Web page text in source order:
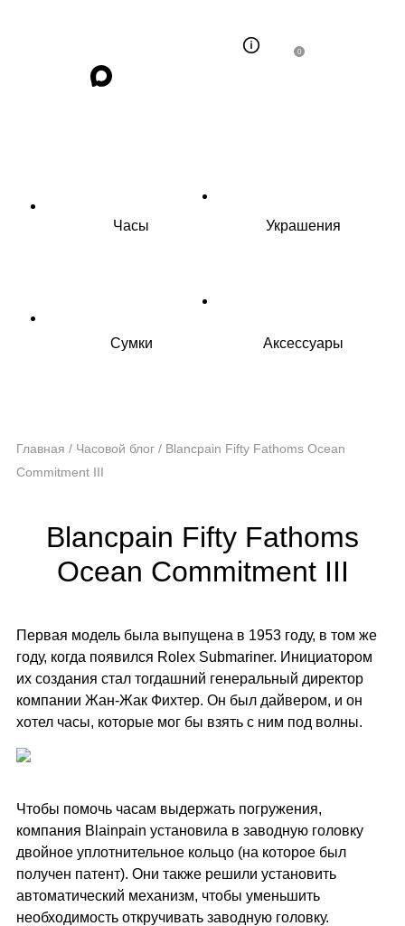
0
Часы Украшения
Сумки Аксессуары
Главная / Часовой блог / Blancpain Fifty Fathoms Ocean
Commitment III
Blancpain Fifty Fathoms
Ocean Commitment III
Первая модель была выпущена в 1953 году, в том же
году, когда появился Rolex Submariner. Инициатором
их создания стал тогдашний генеральный директор
компании Жан-Жак Фихтер. Он был дайвером, и он
хотел часы, которые мог бы взять с ним под волны.
Чтобы помочь часам выдержать погружения,
компания Blainpain установила в заводную головку
двойное уплотнительное кольцо (на которое был
получен патент). Они также решили установить
автоматический механизм, чтобы уменьшить
необходимость откручивать заводную головку.